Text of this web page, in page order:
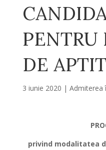
PENTRU
DE
3 iunie 2020 | Admiterea
privind modalitatea